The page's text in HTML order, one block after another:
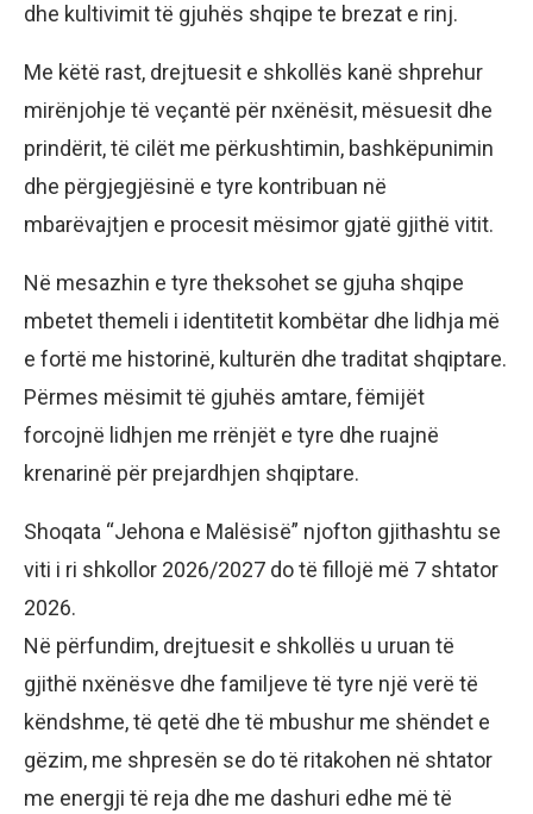
dhe kultivimit të gjuhës shqipe te brezat e rinj.
Me këtë rast, drejtuesit e shkollës kanë shprehur
mirënjohje të veçantë për nxënësit, mësuesit dhe
prindërit, të cilët me përkushtimin, bashkëpunimin
dhe përgjegjësinë e tyre kontribuan në
mbarëvajtjen e procesit mësimor gjatë gjithë vitit.
Në mesazhin e tyre theksohet se gjuha shqipe
mbetet themeli i identitetit kombëtar dhe lidhja më
e fortë me historinë, kulturën dhe traditat shqiptare.
Përmes mësimit të gjuhës amtare, fëmijët
forcojnë lidhjen me rrënjët e tyre dhe ruajnë
krenarinë për prejardhjen shqiptare.
Shoqata “Jehona e Malësisë” njofton gjithashtu se
viti i ri shkollor 2026/2027 do të fillojë më 7 shtator
2026.
Në përfundim, drejtuesit e shkollës u uruan të
gjithë nxënësve dhe familjeve të tyre një verë të
këndshme, të qetë dhe të mbushur me shëndet e
gëzim, me shpresën se do të ritakohen në shtator
me energji të reja dhe me dashuri edhe më të